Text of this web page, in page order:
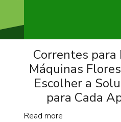
Correntes para
Máquinas
Escolher a
para Cada
Read more